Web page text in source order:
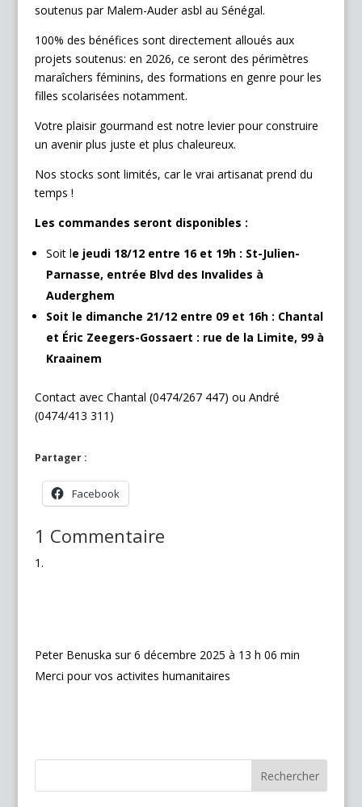
soutenus par Malem-Auder asbl au Sénégal.
100% des bénéfices sont directement alloués aux
projets soutenus: en 2026, ce seront des périmètres
maraîchers féminins, des formations en genre pour les
filles scolarisées notamment.
Votre plaisir gourmand est notre levier pour construire
un avenir plus juste et plus chaleureux.
Nos stocks sont limités, car le vrai artisanat prend du
temps !
Les commandes seront disponibles :
Soit le jeudi 18/12 entre 16 et 19h : St-Julien-
Parnasse, entrée Blvd des Invalides à
Auderghem
Soit le dimanche 21/12 entre 09 et 16h : Chantal
et Éric Zeegers-Gossaert : rue de la Limite, 99 à
Kraainem
Contact avec Chantal (0474/267 447) ou André
(0474/413 311)
Partager :
Facebook
1 Commentaire
Peter Benuska sur 6 décembre 2025 à 13 h 06 min
Merci pour vos activites humanitaires